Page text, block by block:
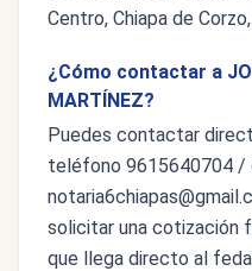
Centro, Chiapa de
¿Cómo contactar a
MARTÍNEZ?
Puedes contactar
teléfono 9615640704 /
solicitar una cotización
que llega directo al